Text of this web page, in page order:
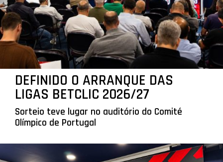
DEFINIDO O ARRANQUE DAS
LIGAS BETCLIC 2026/27
Sorteio teve lugar no auditório do Comité
Olímpico de Portugal